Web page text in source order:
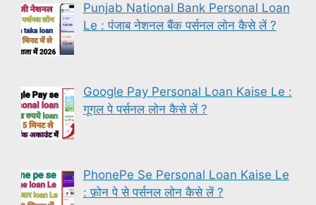
Punjab National Bank Personal Loan
Le : पंजाब नेशनल बैंक पर्सनल लोन कैसे लें ?
Google Pay Personal Loan Kaise Le :
गूगल पे पर्सनल लोन कैसे लें ?
PhonePe Se Personal Loan Kaise Le
: फ़ोन पे से पर्सनल लोन कैसे लें ?